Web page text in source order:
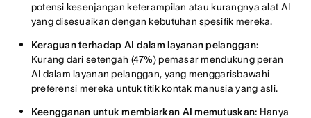
potensi kesenjangan keterampilan atau kurangnya alat AI
yang disesuaikan dengan kebutuhan spesifik mereka.
Keraguan terhadap AI dalam layanan pelanggan:
Kurang dari setengah (47%) pemasar mendukung peran
AI dalam layanan pelanggan, yang menggarisbawahi
preferensi mereka untuk titik kontak manusia yang asli.
Keengganan untuk membiarkan AI memutuskan: Hanya